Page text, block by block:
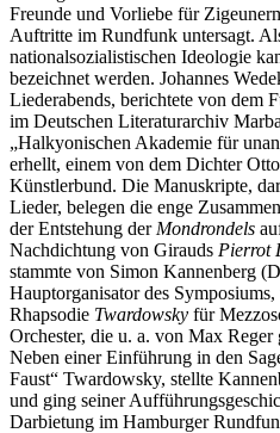
Freunde und Vorliebe für
Auftritte im Rundfunk untersagt.
nationalsozialistischen Ideologie
bezeichnet werden. Johannes
Liederabends, berichtete von dem
im Deutschen Literaturarchiv
„Halkyonischen Akademie für
erhellt, einem von dem Dichter
Künstlerbund. Die Manuskripte,
Lieder, belegen die enge
der Entstehung der Mondrondels
Nachdichtung von Girauds Pierrot
stammte von Simon Kannenberg
Hauptorganisator des
Rhapsodie Twardowsky für
Orchester, die u. a. von Max
Neben einer Einführung in den
Faust“ Twardowsky, stellte
und ging seiner
Darbietung im Hamburger